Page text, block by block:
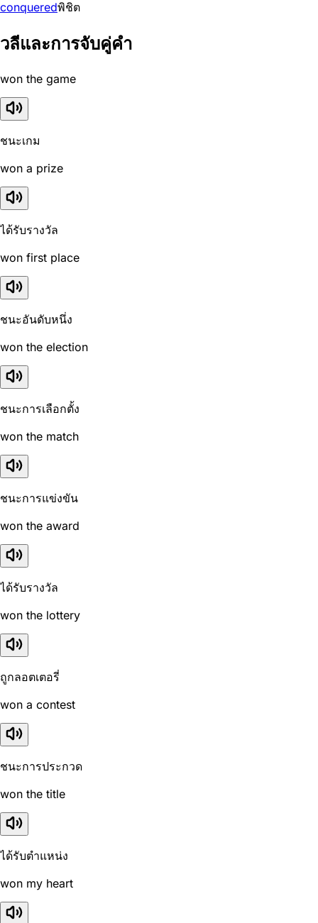
conqueredพิชิต
วลีและการจับคู่คำ
won the game
ชนะเกม
won a prize
ได้รับรางวัล
won first place
ชนะอันดับหนึ่ง
won the election
ชนะการเลือกตั้ง
won the match
ชนะการแข่งขัน
won the award
ได้รับรางวัล
won the lottery
ถูกลอตเตอรี่
won a contest
ชนะการประกวด
won the title
ได้รับตำแหน่ง
won my heart